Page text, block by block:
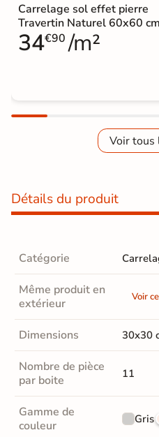
Carrelage sol effet pierre
Travertin Naturel 60x60 cm
34€90 /m²
Voir tous
Détails du produit
Catégorie
Même produit en
extérieur
Voir
Dimensions 30x30
Nombre de pièce
par boite
11
Gamme de
couleur
Gris